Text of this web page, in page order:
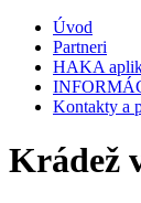
Úvod
Partneri
HAKA
Kontakty a
Krádež